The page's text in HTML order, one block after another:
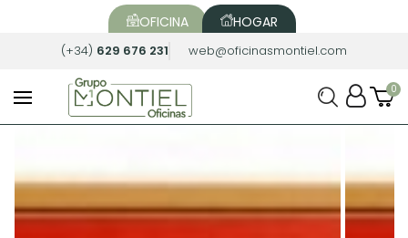
OFICINA HOGAR
(+34) 629 676 231 web@oficinasmontiel.com